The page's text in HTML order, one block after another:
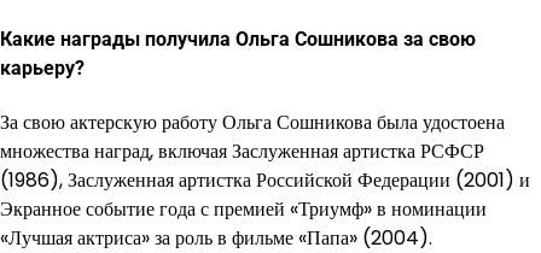
Какие награды получила Ольга Сошникова за свою
карьеру?
За свою актерскую работу Ольга Сошникова была удостоена
множества наград, включая Заслуженная артистка РСФСР
(1986), Заслуженная артистка Российской Федерации (2001) и
Экранное событие года с премией «Триумф» в номинации
«Лучшая актриса» за роль в фильме «Папа» (2004).